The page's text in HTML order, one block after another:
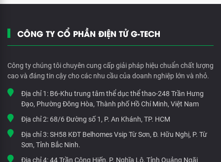
CÔNG TY CỔ PHẦN ĐIỆN TỬ G-TECH
Công ty chúng tôi chuyên cung cấp giải pháp hiệu chuẩn chất lượng
cao và đáng tin cậy cho các nhu cầu của doanh nghiệp lớn và nhỏ.
Địa chỉ 1: B6-Khu trung tâm thể dục thể thao-248 Trần Hưng
Đạo, Phường Đông Hòa, Thành phố Hồ Chí Minh, Việt Nam
Địa chỉ 2: 68/6 Đường số 1, P. An Khánh, TP. HCM
Địa chỉ 3:SH58 KĐT Belhomes Vsip Từ Sơn, Đ. Hữu Nghị, P. Từ
Sơn, Tỉnh Bắc Ninh.
Địa chỉ 4:44 Trần Công Hiến, P. Nghĩa Lộ, Tỉnh Quảng Ngãi